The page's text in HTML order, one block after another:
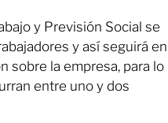
y Previsión Social se
y así seguirá en
sobre la empresa, para lo
entre uno y dos